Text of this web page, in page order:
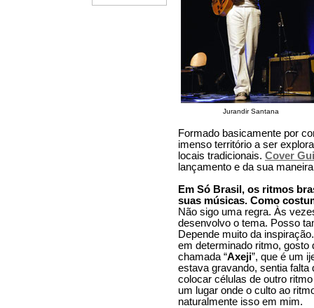
Jurandir Santana
Formado basicamente por
imenso território a ser
locais tradicionais. Cover
lançamento e da sua
Em Só Brasil, os ritmos
suas músicas. Como
Não sigo uma regra. Às
desenvolvo o tema. Posso
Depende muito da
em determinado ritmo,
chamada “Axeji”, que é um
estava gravando, sentia
colocar células de outro
um lugar onde o culto ao
naturalmente isso em mim.